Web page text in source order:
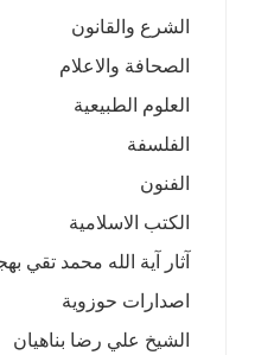
الشرع والقانون
الصحافة والاعلام
العلوم الطبيعية
الفلسفة
الفنون
الكتب الاسلامية
آثار آية الله محمد تقي
اصدارات حوزوية
الشيخ علي رضا بناهيان